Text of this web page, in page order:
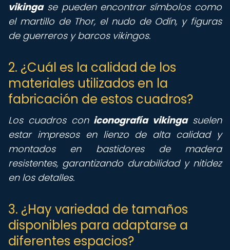
vikingase pueden encontrar símbolos como
el martillo de Thor, el nudo de Odín, y figuras
de guerreros y barcos vikingos.
2. ¿Cuál es la calidad de los
materiales utilizados en la
fabricación de estos cuadros?
Los cuadros con iconografía vikingasuelen
estar impresos en lienzo de alta calidad y
montados en bastidores de madera
resistentes, garantizando durabilidad y nitidez
en los detalles.
3. ¿Hay variedad de tamaños
disponibles para adaptarse a
diferentes espacios?